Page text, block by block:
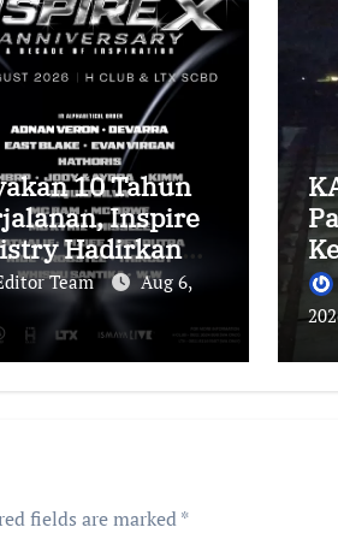
10 Tahun
Inspire
Hadirkan
Party
di Jakarta
Team
Aug 6,
fields are marked*